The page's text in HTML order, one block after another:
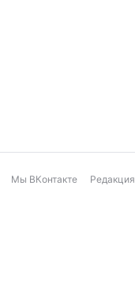
Мы ВКонтакте Редакция